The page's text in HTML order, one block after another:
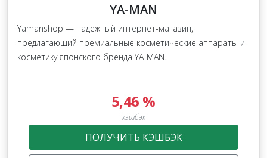
YA-MAN
Yamanshop — надежный интернет-магазин,
предлагающий премиальные косметические аппараты и
косметику японского бренда YA-MAN.
5,46 %
кэшбэк
ПОЛУЧИТЬ КЭШБЭК